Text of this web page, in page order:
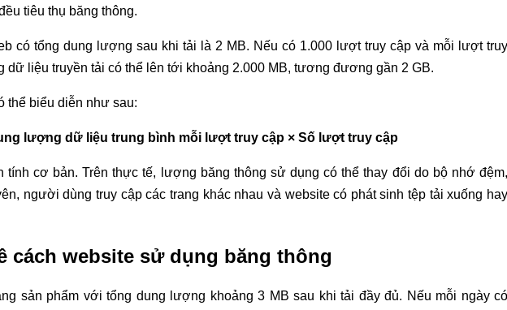
tiêu thụ băng thông.
có tổng dung lượng sau khi tải là 2 MB. Nếu có 1.000 lượt truy cập và mỗi lượt truy
dữ liệu truyền tải có thể lên tới khoảng 2.000 MB, tương đương gần 2 GB.
thể biểu diễn như sau:
lượng dữ liệu trung bình mỗi lượt truy cập × Số lượt truy cập
tính cơ bản. Trên thực tế, lượng băng thông sử dụng có thể thay đổi do bộ nhớ đệm,
người dùng truy cập các trang khác nhau và website có phát sinh tệp tải xuống hay
cách website sử dụng băng thông
sản phẩm với tổng dung lượng khoảng 3 MB sau khi tải đầy đủ. Nếu mỗi ngày có